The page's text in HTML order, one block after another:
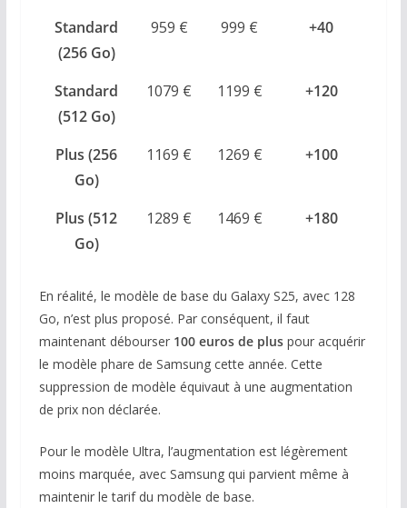
Standard
(256 Go)
959 € 999 € +40
Standard
(512 Go)
1079 € 1199 € +120
Plus (256
Go)
1169 € 1269 € +100
Plus (512
Go)
1289 € 1469 € +180
En réalité, le modèle de base du Galaxy S25, avec 128
Go, n’est plus proposé. Par conséquent, il faut
maintenant débourser 100 euros de pluspour acquérir
le modèle phare de Samsung cette année. Cette
suppression de modèle équivaut à une augmentation
de prix non déclarée.
Pour le modèle Ultra, l’augmentation est légèrement
moins marquée, avec Samsung qui parvient même à
maintenir le tarif du modèle de base.